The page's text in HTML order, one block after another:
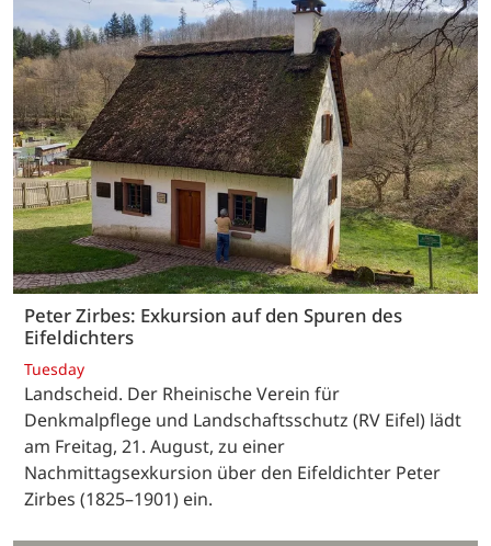
Peter Zirbes: Exkursion auf den Spuren des
Eifeldichters
Tuesday
Landscheid. Der Rheinische Verein für
Denkmalpflege und Landschaftsschutz (RV Eifel) lädt
am Freitag, 21. August, zu einer
Nachmittagsexkursion über den Eifeldichter Peter
Zirbes (1825–1901) ein.